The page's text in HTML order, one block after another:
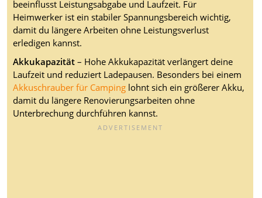
beeinflusst Leistungsabgabe und Laufzeit. Für
Heimwerker ist ein stabiler Spannungsbereich wichtig,
damit du längere Arbeiten ohne Leistungsverlust
erledigen kannst.
Akkukapazität– Hohe Akkukapazität verlängert deine
Laufzeit und reduziert Ladepausen. Besonders bei einem
Akkuschrauber für Camping lohnt sich ein größerer Akku,
damit du längere Renovierungsarbeiten ohne
Unterbrechung durchführen kannst.